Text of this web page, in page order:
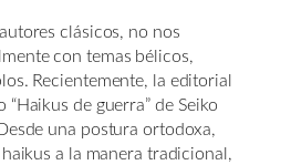
clásicos, no nos
con temas bélicos,
Recientemente, la editorial
de guerra” de Seiko
una postura ortodoxa,
a la manera tradicional,